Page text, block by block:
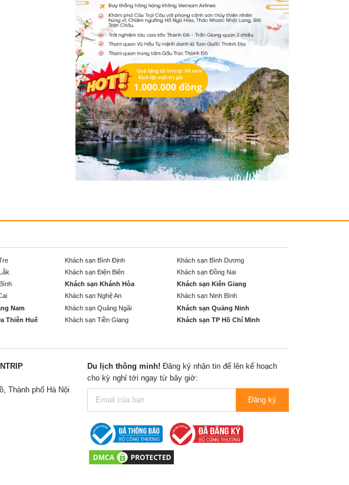
Khách sạn Bình Định
Khách sạn Bình Dương
Khách sạn Điện Biên
Khách sạn Đồng Nai
Khách sạn Khánh Hòa
Khách sạn Kiên Giang
Khách sạn Nghệ An
Khách sạn Ninh Bình
Nam Khách sạn Quảng Ngãi
Khách sạn Quảng Ninh
Thiên Huế Khách sạn Tiền Giang
Khách sạn TP Hồ Chí Minh
Thành phố Hà Nội
Du lịch thông minh! Đăng ký nhận tin để lên kế hoạch
cho kỳ nghỉ tới ngay từ bây giờ:
Đăng ký